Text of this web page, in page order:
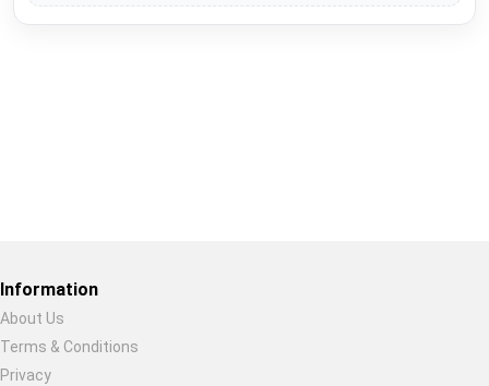
Information
About Us
Terms & Conditions
Privacy